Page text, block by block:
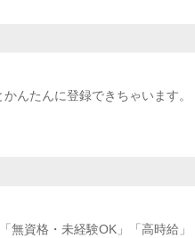
んたんに登録できちゃいます。
無資格・未経験OK」「高時給」